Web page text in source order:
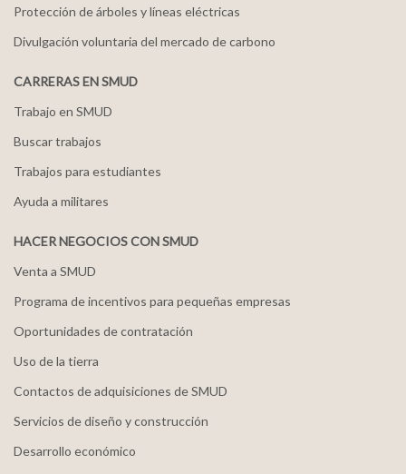
Protección de árboles y líneas eléctricas
Divulgación voluntaria del mercado de carbono
CARRERAS EN SMUD
Trabajo en SMUD
Buscar trabajos
Trabajos para estudiantes
Ayuda a militares
HACER NEGOCIOS CON SMUD
Venta a SMUD
Programa de incentivos para pequeñas empresas
Oportunidades de contratación
Uso de la tierra
Contactos de adquisiciones de SMUD
Servicios de diseño y construcción
Desarrollo económico